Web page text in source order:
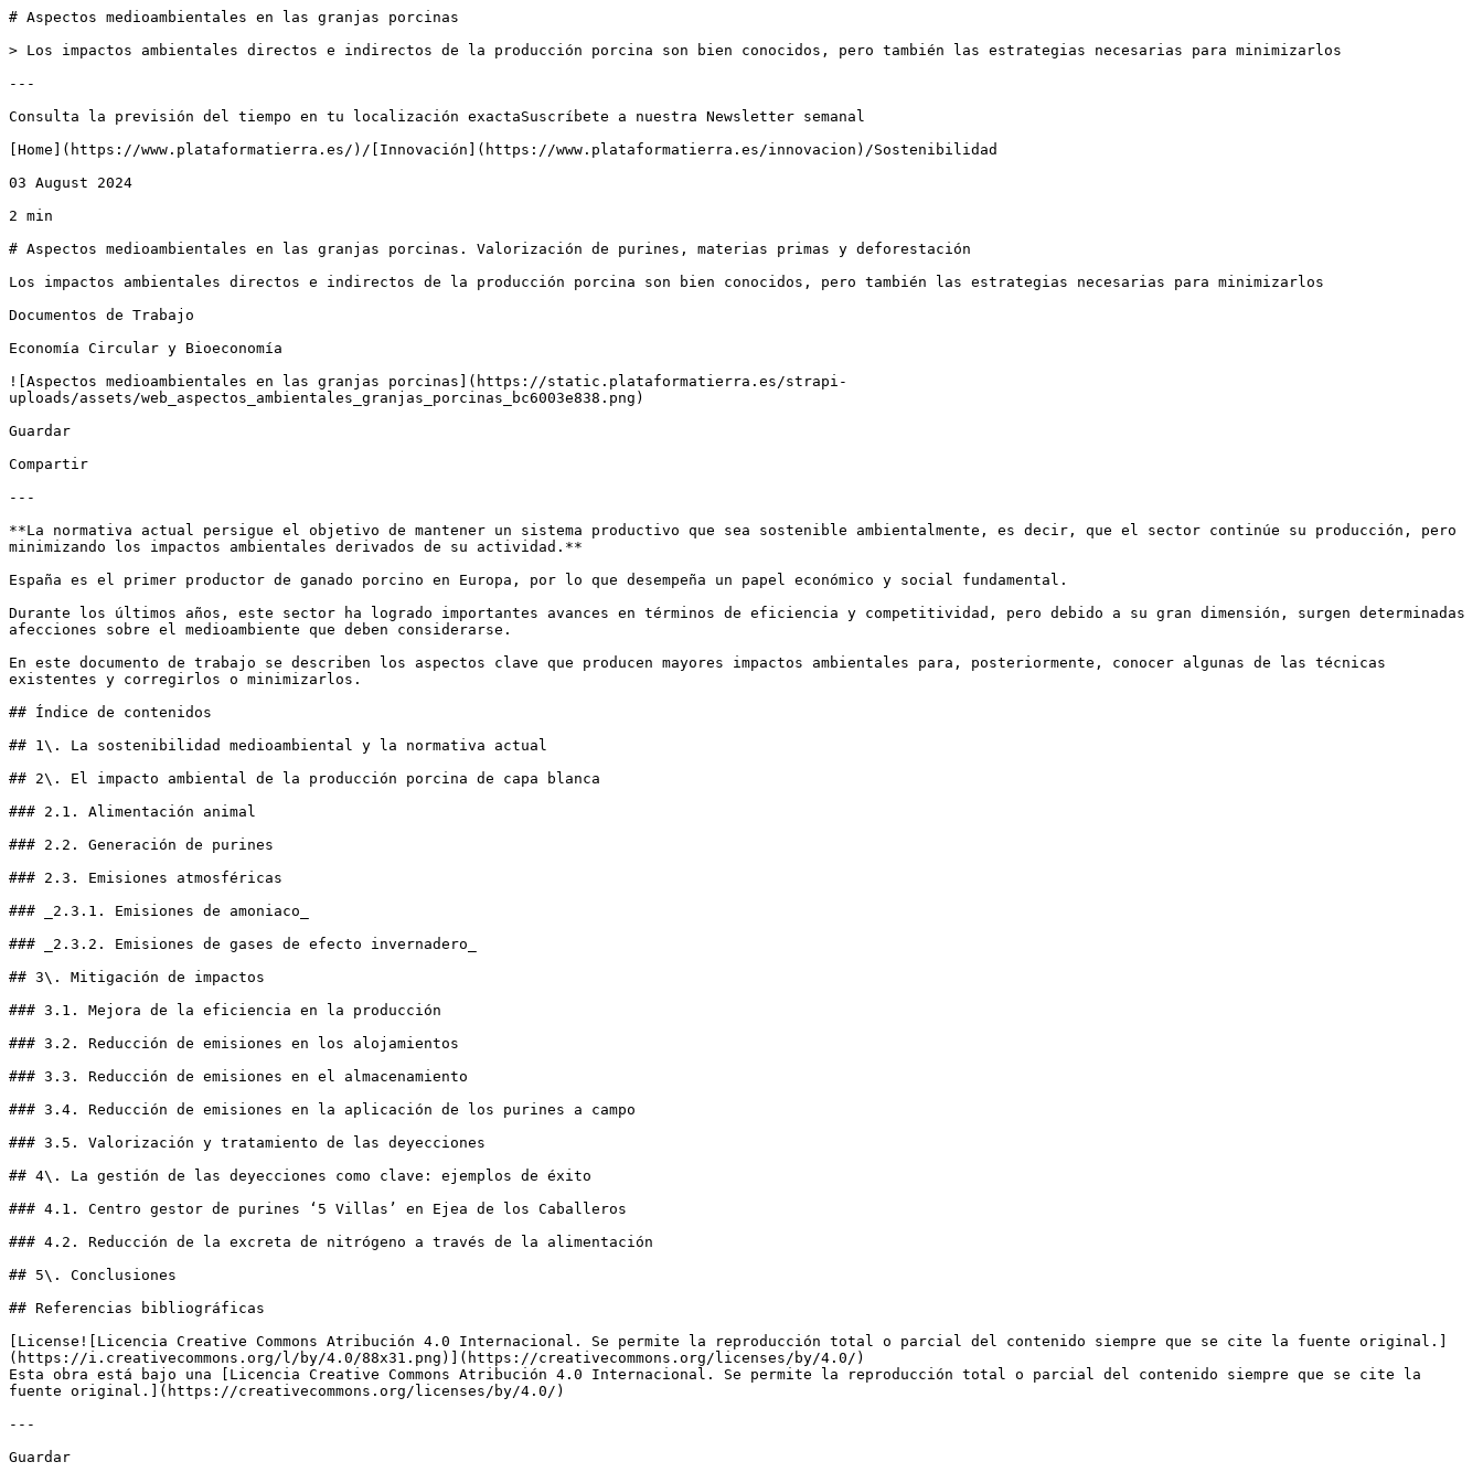
# Aspectos medioambientales en las granjas porcinas
> Los impactos ambientales directos e indirectos de la producción porcina son bien conocidos, pero también las estrategias necesarias para minimizarlos
---
Consulta la previsión del tiempo en tu localización exactaSuscríbete a nuestra Newsletter semanal
[Home](https://www.plataformatierra.es/)/[Innovación](https://www.plataformatierra.es/innovacion)/Sostenibilidad
03 August 2024
2 min
# Aspectos medioambientales en las granjas porcinas. Valorización de purines, materias primas y deforestación
Los impactos ambientales directos e indirectos de la producción porcina son bien conocidos, pero también las estrategias necesarias para minimizarlos
Documentos de Trabajo
Economía Circular y Bioeconomía
![Aspectos medioambientales en las granjas porcinas](https://static.plataformatierra.es/strapi-
uploads/assets/web_aspectos_ambientales_granjas_porcinas_bc6003e838.png)
Guardar
Compartir
---
**La normativa actual persigue el objetivo de mantener un sistema productivo que sea sostenible ambientalmente, es decir, que el sector continúe su producción, pero
minimizando los impactos ambientales derivados de su actividad.**
España es el primer productor de ganado porcino en Europa, por lo que desempeña un papel económico y social fundamental.
Durante los últimos años, este sector ha logrado importantes avances en términos de eficiencia y competitividad, pero debido a su gran dimensión, surgen determinadas
afecciones sobre el medioambiente que deben considerarse.
En este documento de trabajo se describen los aspectos clave que producen mayores impactos ambientales para, posteriormente, conocer algunas de las técnicas
existentes y corregirlos o minimizarlos.
## Índice de contenidos
## 1\. La sostenibilidad medioambiental y la normativa actual
## 2\. El impacto ambiental de la producción porcina de capa blanca
### 2.1. Alimentación animal
### 2.2. Generación de purines
### 2.3. Emisiones atmosféricas
### _2.3.1. Emisiones de amoniaco_
### _2.3.2. Emisiones de gases de efecto invernadero_
## 3\. Mitigación de impactos
### 3.1. Mejora de la eficiencia en la producción
### 3.2. Reducción de emisiones en los alojamientos
### 3.3. Reducción de emisiones en el almacenamiento
### 3.4. Reducción de emisiones en la aplicación de los purines a campo
### 3.5. Valorización y tratamiento de las deyecciones
## 4\. La gestión de las deyecciones como clave: ejemplos de éxito
### 4.1. Centro gestor de purines ‘5 Villas’ en Ejea de los Caballeros
### 4.2. Reducción de la excreta de nitrógeno a través de la alimentación
## 5\. Conclusiones
## Referencias bibliográficas
[License![Licencia Creative Commons Atribución 4.0 Internacional. Se permite la reproducción total o parcial del contenido siempre que se cite la fuente original.]
(https://i.creativecommons.org/l/by/4.0/88x31.png)](https://creativecommons.org/licenses/by/4.0/)
Esta obra está bajo una [Licencia Creative Commons Atribución 4.0 Internacional. Se permite la reproducción total o parcial del contenido siempre que se cite la
fuente original.](https://creativecommons.org/licenses/by/4.0/)
---
Guardar